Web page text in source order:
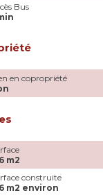
Bus
en copropriété
m2
construite
m2 environ